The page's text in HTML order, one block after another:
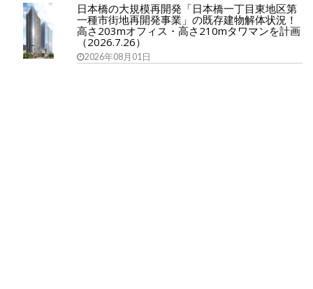
日本橋の大規模再開発「日本橋一丁目東地区第
一種市街地再開発事業」の既存建物解体状況！
高さ203mオフィス・高さ210mタワマンを計画
（2026.7.26）
2026年08月01日